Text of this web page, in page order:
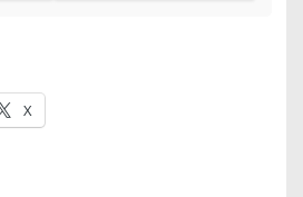
X